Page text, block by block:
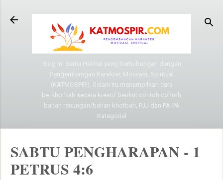
Langsung ke konten utama
Blog ini Berisi Hal-hal yang berhubungan dengan
Pengembangan Karakter, Motivasi, Spiritual
(KATMOSPIR). Selain itu menampilkan cara
berkhotbah secara kreatif berikut contoh contoh
bahan renungan/bahan khotbah, PJJ dan PA-PA
Kategorial
SABTU PENGHARAPAN - 1
PETRUS 4:6